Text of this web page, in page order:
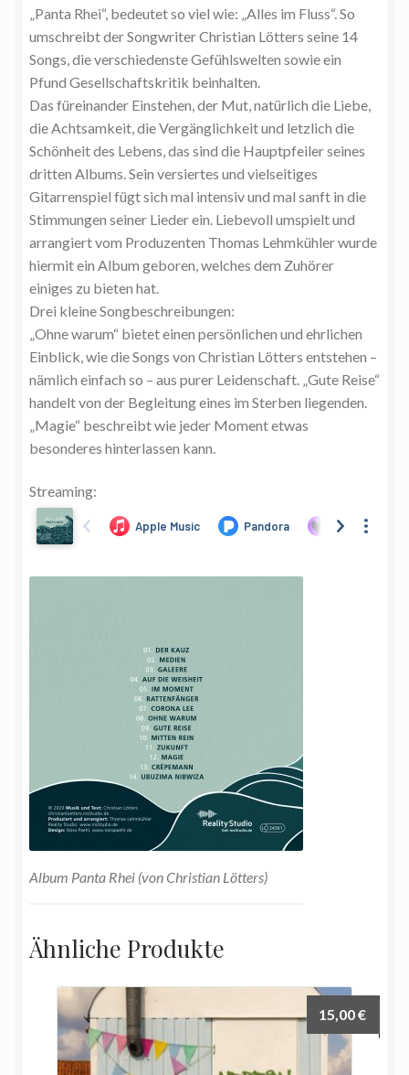
„Panta Rhei“, bedeutet so viel wie: „Alles im Fluss“. So
umschreibt der Songwriter Christian Lötters seine 14
Songs, die verschiedenste Gefühlswelten sowie ein
Pfund Gesellschaftskritik beinhalten.
Das füreinander Einstehen, der Mut, natürlich die Liebe,
die Achtsamkeit, die Vergänglichkeit und letzlich die
Schönheit des Lebens, das sind die Hauptpfeiler seines
dritten Albums. Sein versiertes und vielseitiges
Gitarrenspiel fügt sich mal intensiv und mal sanft in die
Stimmungen seiner Lieder ein. Liebevoll umspielt und
arrangiert vom Produzenten Thomas Lehmkühler wurde
hiermit ein Album geboren, welches dem Zuhörer
einiges zu bieten hat.
Drei kleine Songbeschreibungen:
„Ohne warum“ bietet einen persönlichen und ehrlichen
Einblick, wie die Songs von Christian Lötters entstehen –
nämlich einfach so – aus purer Leidenschaft. „Gute Reise“
handelt von der Begleitung eines im Sterben liegenden.
„Magie“ beschreibt wie jeder Moment etwas
besonderes hinterlassen kann.
Streaming:
Album Panta Rhei (von Christian Lötters)
Ähnliche Produkte
15,00€